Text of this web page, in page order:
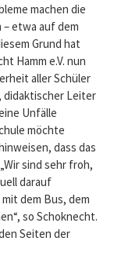
machen die
– etwa auf dem
Grund hat
Hamm e.V. nun
aller Schüler
didaktischer Leiter
Unfälle
möchte
dass das
sind sehr froh,
darauf
dem Bus, dem
so Schoknecht.
Seiten der